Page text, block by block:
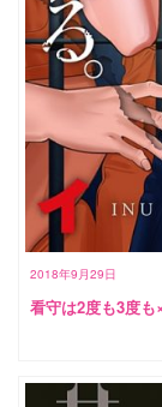
2018年9月29日
看守は2度も3度も